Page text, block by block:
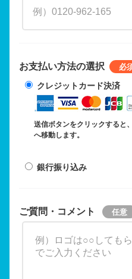
お支払い方法の選択
クレジットカード決済
送信ボタンをクリックすると
へ移動します。
銀行振り込み
ご質問・コメント